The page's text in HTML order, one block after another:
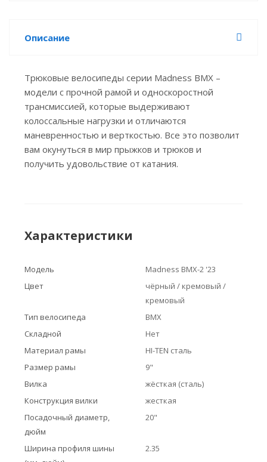
Описание
Трюковые велосипеды серии Madness BMX –
модели с прочной рамой и односкоростной
трансмиссией, которые выдерживают
колоссальные нагрузки и отличаются
маневренностью и верткостью. Все это позволит
вам окунуться в мир прыжков и трюков и
получить удовольствие от катания.
Характеристики
Модель
Madness BMX-2 '23
Цвет
чёрный / кремовый /
кремовый
Тип велосипеда
BMX
Складной
Нет
Материал рамы
HI-TEN сталь
Размер рамы
9"
Вилка
жёсткая (сталь)
Конструкция вилки
жесткая
Посадочный диаметр,
дюйм
20"
Ширина профиля шины
2.35